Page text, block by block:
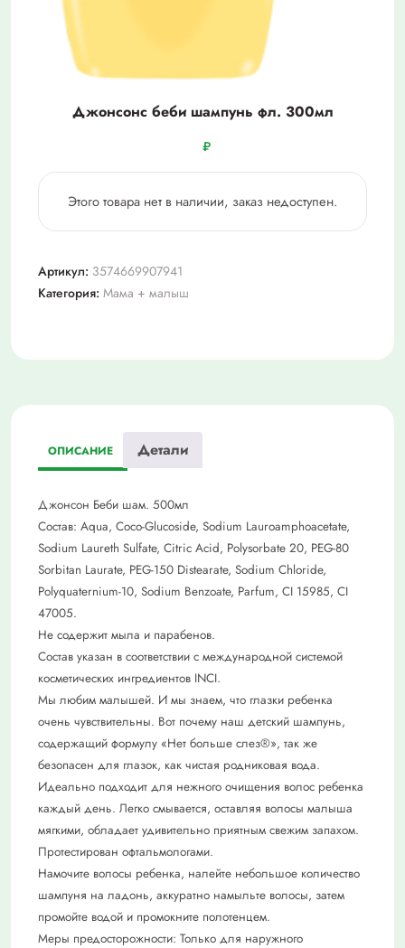
Джонсонс беби шампунь фл. 300мл
₽
Этого товара нет в наличии, заказ недоступен.
Артикул: 3574669907941
Категория: Мама + малыш
ОПИСАНИЕ Детали
Джонсон Беби шам. 500мл
Состав: Aqua, Coco-Glucoside, Sodium Lauroamphoacetate,
Sodium Laureth Sulfate, Citric Acid, Polysorbate 20, PEG-80
Sorbitan Laurate, PEG-150 Distearate, Sodium Chloride,
Polyquaternium-10, Sodium Benzoate, Parfum, CI 15985, CI
47005.
Не содержит мыла и парабенов.
Состав указан в соответствии с международной системой
косметических ингредиентов INCI.
Мы любим малышей. И мы знаем, что глазки ребенка
очень чувствительны. Вот почему наш детский шампунь,
содержащий формулу «Нет больше слез®», так же
безопасен для глазок, как чистая родниковая вода.
Идеально подходит для нежного очищения волос ребенка
каждый день. Легко смывается, оставляя волосы малыша
мягкими, обладает удивительно приятным свежим запахом.
Протестирован офтальмологами.
Намочите волосы ребенка, налейте небольшое количество
шампуня на ладонь, аккуратно намыльте волосы, затем
промойте водой и промокните полотенцем.
Меры предосторожности: Только для наружного